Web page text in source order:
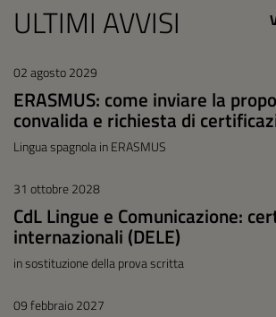
ULTIMI AVVISI
02 agosto 2029
ERASMUS: come inviare la
convalida e richiesta di
Lingua spagnola in ERASMUS
31 ottobre 2028
CdL Lingue e Comunicazione:
internazionali (DELE)
in sostituzione della prova scritta
09 febbraio 2027